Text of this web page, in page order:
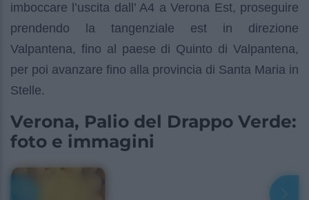
imboccare l’uscita dall’ A4 a Verona Est, proseguire
prendendo la tangenziale est in direzione
Valpantena, fino al paese di Quinto di Valpantena,
per poi avanzare fino alla provincia di Santa Maria in
Stelle.
Verona, Palio del Drappo Verde:
foto e immagini